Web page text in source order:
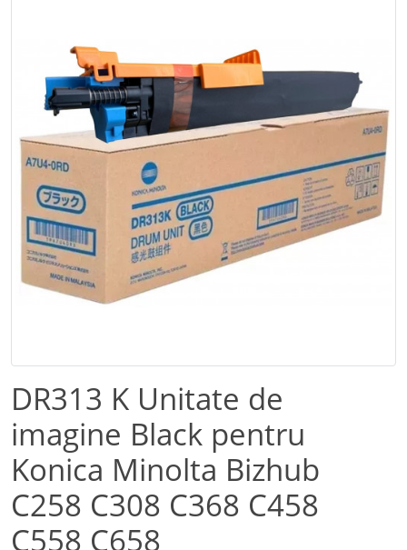
DR313 K Unitate de
imagine Black pentru
Konica Minolta Bizhub
C258 C308 C368 C458
C558 C658